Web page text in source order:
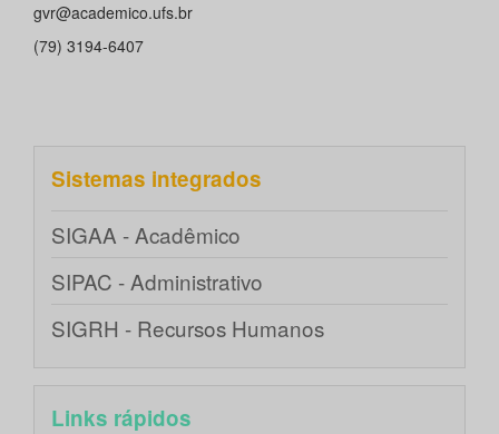
gvr@academico.ufs.br
(79) 3194-6407
Sistemas integrados
SIGAA - Acadêmico
SIPAC - Administrativo
SIGRH - Recursos Humanos
Links rápidos